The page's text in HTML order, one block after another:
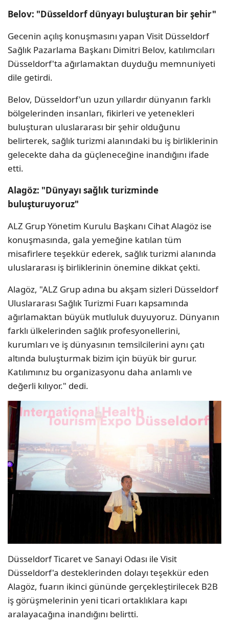
Belov: "Düsseldorf dünyayı buluşturan bir şehir"
Gecenin açılış konuşmasını yapan Visit Düsseldorf
Sağlık Pazarlama Başkanı Dimitri Belov, katılımcıları
Düsseldorf'ta ağırlamaktan duyduğu memnuniyeti
dile getirdi.
Belov, Düsseldorf'un uzun yıllardır dünyanın farklı
bölgelerinden insanları, fikirleri ve yetenekleri
buluşturan uluslararası bir şehir olduğunu
belirterek, sağlık turizmi alanındaki bu iş birliklerinin
gelecekte daha da güçleneceğine inandığını ifade
etti.
Alagöz: "Dünyayı sağlık turizminde
buluşturuyoruz"
ALZ Grup Yönetim Kurulu Başkanı Cihat Alagöz ise
konuşmasında, gala yemeğine katılan tüm
misafirlere teşekkür ederek, sağlık turizmi alanında
uluslararası iş birliklerinin önemine dikkat çekti.
Alagöz, "ALZ Grup adına bu akşam sizleri Düsseldorf
Uluslararası Sağlık Turizmi Fuarı kapsamında
ağırlamaktan büyük mutluluk duyuyoruz. Dünyanın
farklı ülkelerinden sağlık profesyonellerini,
kurumları ve iş dünyasının temsilcilerini aynı çatı
altında buluşturmak bizim için büyük bir gurur.
Katılımınız bu organizasyonu daha anlamlı ve
değerli kılıyor." dedi.
Düsseldorf Ticaret ve Sanayi Odası ile Visit
Düsseldorf'a desteklerinden dolayı teşekkür eden
Alagöz, fuarın ikinci gününde gerçekleştirilecek B2B
iş görüşmelerinin yeni ticari ortaklıklara kapı
aralayacağına inandığını belirtti.